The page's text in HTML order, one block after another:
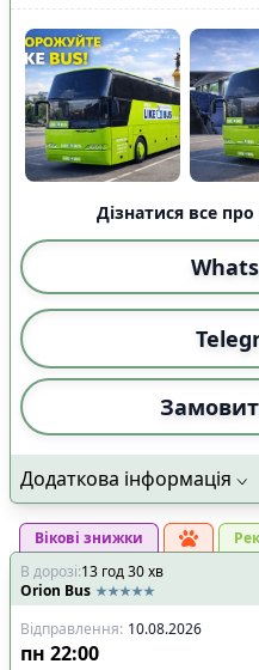
Дізнатися все про
Додаткова інформація
Вікові знижки
В дорозі:13 год30хв
Orion Bus
Відправлення: 10.08.2026
пн 22:00